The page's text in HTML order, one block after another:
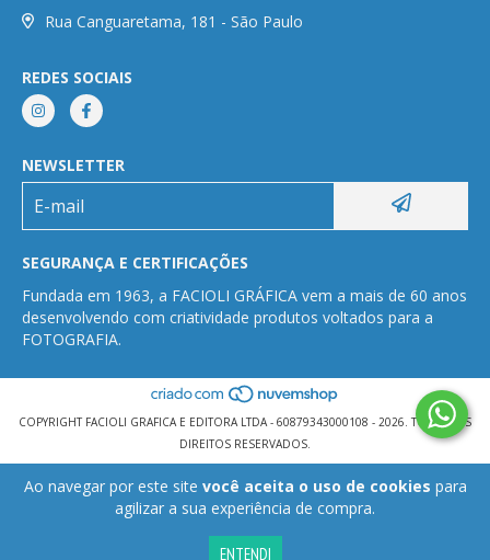
Ao navegar por este site você aceita o uso de cookies para
agilizar a sua experiência de compra.
ENTENDI
Rua Canguaretama, 181 - São Paulo
REDES SOCIAIS
NEWSLETTER
SEGURANÇA E CERTIFICAÇÕES
Fundada em 1963, a FACIOLI GRÁFICA vem a mais de 60 anos
desenvolvendo com criatividade produtos voltados para a
FOTOGRAFIA.
COPYRIGHT FACIOLI GRAFICA E EDITORA LTDA - 60879343000108 - 2026. TODOS OS
DIREITOS RESERVADOS.